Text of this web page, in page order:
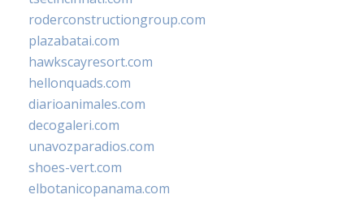
roderconstructiongroup.com
plazabatai.com
hawkscayresort.com
hellonquads.com
diarioanimales.com
decogaleri.com
unavozparadios.com
shoes-vert.com
elbotanicopanama.com